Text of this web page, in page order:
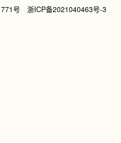
号 浙ICP备2021040463号-3